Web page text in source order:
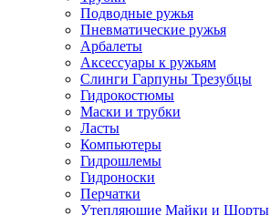
Подводные ружья
Пневматические ружья
Арбалеты
Аксессуары к ружьям
Слинги Гарпуны Трезубцы
Гидрокостюмы
Маски и трубки
Ласты
Компьютеры
Гидрошлемы
Гидроноски
Перчатки
Утепляющие Майки и Шорты